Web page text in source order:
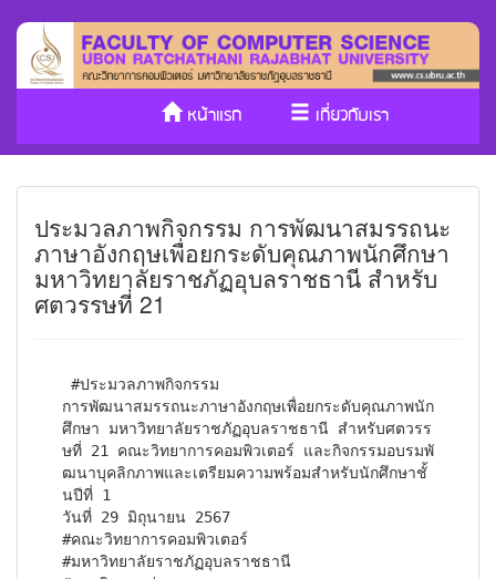
หน้าแรก
เกี่ยวกับเรา
ประกันคุณภาพ
วารสาร Cs
SDGs
ประมวลภาพกิจกรรม การพัฒนาสมรรถนะ
ภาษาอังกฤษเพื่อยกระดับคุณภาพนักศึกษา
มหาวิทยาลัยราชภัฏอุบลราชธานี สำหรับ
ศตวรรษที่ 21
การพัฒนาสมรรถนะภาษาอังกฤษเพื่อยกระดับคุณภาพนัก
ศึกษา มหาวิทยาลัยราชภัฏอุบลราชธานี สำหรับศตวรร
ษที่ 21 คณะวิทยาการคอมพิวเตอร์ และกิจกรรมอบรมพั
ฒนาบุคลิกภาพและเตรียมความพร้อมสำหรับนักศึกษาชั้
นปีที่ 1
วันที่ 29 มิถุนายน 2567
#คณะวิทยาการคอมพิวเตอร์
#มหาวิทยาลัยราชภัฏอุบลราชธานี